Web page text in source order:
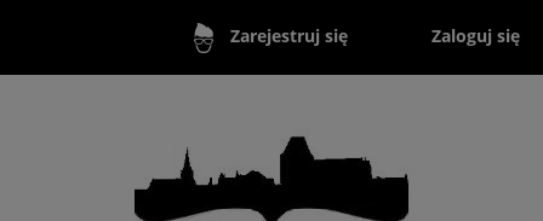
Zarejestruj się Zaloguj się